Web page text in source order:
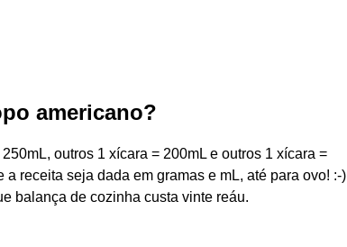
americano?
outros 1 xícara = 200mL e outros 1 xícara =
receita seja dada em gramas e mL, até para ovo! :-)
balança de cozinha custa vinte reáu.